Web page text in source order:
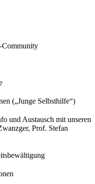
(„Junge Selbsthilfe“)
und Austausch mit unseren
Prof. Stefan